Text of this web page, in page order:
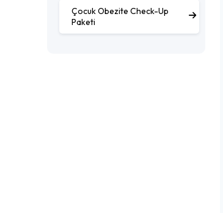
Çocuk Obezite Check-Up
Paketi